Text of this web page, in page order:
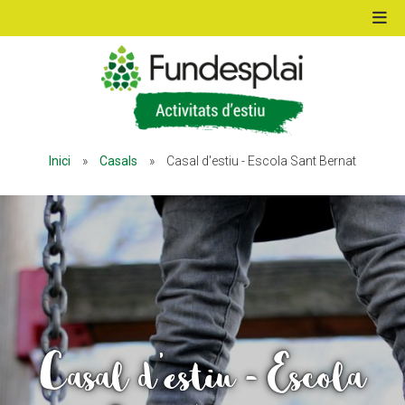
Inici » Casals » Casal d'estiu - Escola Sant Bernat
Casal d'estiu - Escola
ACTIVITATS D'ESTIU
ALBERG CENTRE ESPLAI
FORMACIÓ